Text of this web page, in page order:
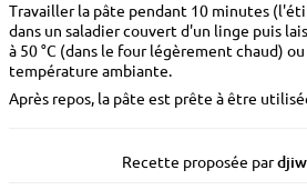
Travailler la pâte pendant 10 minutes
dans un saladier couvert d'un linge puis
à 50 °C (dans le four légèrement chaud)
température ambiante.
Après repos, la pâte est prête à être
Recette proposée par